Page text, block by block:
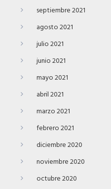
septiembre 2021
agosto 2021
julio 2021
junio 2021
mayo 2021
abril 2021
marzo 2021
febrero 2021
diciembre 2020
noviembre 2020
octubre 2020